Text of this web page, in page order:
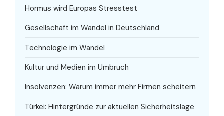
Hormus wird Europas Stresstest
Gesellschaft im Wandel in Deutschland
Technologie im Wandel
Kultur und Medien im Umbruch
Insolvenzen: Warum immer mehr Firmen scheitern
Türkei: Hintergründe zur aktuellen Sicherheitslage